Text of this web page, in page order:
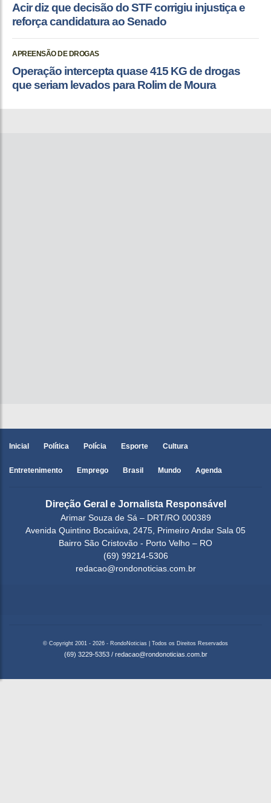
Acir diz que decisão do STF corrigiu injustiça e
reforça candidatura ao Senado
APREENSÃO DE DROGAS
Operação intercepta quase 415 KG de drogas
que seriam levados para Rolim de Moura
Inicial Política Polícia Esporte Cultura
Entretenimento Emprego Brasil Mundo Agenda
Direção Geral e Jornalista Responsável
Arimar Souza de Sá – DRT/RO 000389
Avenida Quintino Bocaiúva, 2475, Primeiro Andar Sala 05
Bairro São Cristovão - Porto Velho – RO
(69) 99214-5306
redacao@rondonoticias.com.br
© Copyright 2001 - 2026 - RondoNoticias | Todos os Direitos Reservados
(69) 3229-5353 / redacao@rondonoticias.com.br